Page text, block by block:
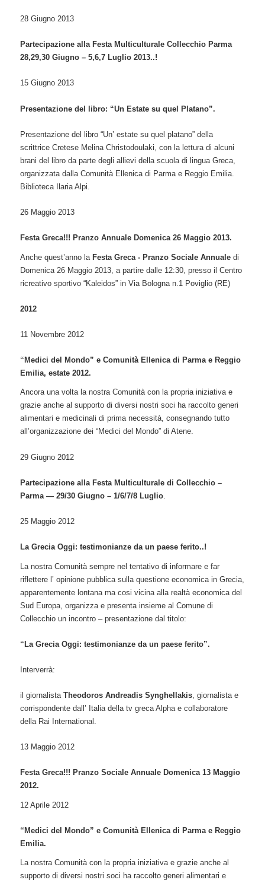
28 Giugno 2013
Partecipazione alla Festa Multiculturale Collecchio Parma
28,29,30 Giugno – 5,6,7 Luglio 2013..!
15 Giugno 2013
Presentazione del libro: “Un Estate su quel Platano”.
Presentazione del libro “Un’ estate su quel platano” della
scrittrice Cretese Melina Christodoulaki, con la lettura di alcuni
brani del libro da parte degli allievi della scuola di lingua Greca,
organizzata dalla Comunità Ellenica di Parma e Reggio Emilia.
Biblioteca Ilaria Alpi.
26 Maggio 2013
Festa Greca!!! Pranzo Annuale Domenica 26 Maggio 2013.
Anche quest’anno laFesta Greca -Pranzo Sociale Annuale di
Domenica 26 Maggio 2013, a partire dalle 12:30, presso il Centro
ricreativo sportivo “Kaleidos” in Via Bologna n.1 Poviglio (RE)
2012
11 Novembre 2012
“Medici del Mondo” e Comunità Ellenica di Parma e Reggio
Emilia, estate 2012.
Ancora una volta la nostra Comunità con la propria iniziativa e
grazie anche al supporto di diversi nostri soci ha raccolto generi
alimentari e medicinali di prima necessità, consegnando tutto
all’organizzazione dei “Medici del Mondo” di Atene.
29 Giugno 2012
Partecipazione alla Festa Multiculturale di Collecchio –
Parma — 29/30 Giugno – 1/6/7/8 Luglio
25 Maggio 2012
La Grecia Oggi: testimonianze da un paese ferito..!
La nostra Comunità sempre nel tentativo di informare e far
riflettere l’ opinione pubblica sulla questione economica in Grecia,
apparentemente lontana ma cosi vicina alla realtà economica del
Sud Europa, organizza e presenta insieme al Comune di
Collecchio un incontro – presentazione dal titolo:
“La Grecia Oggi: testimonianze da un paese ferito”.
Interverrà:
il giornalistaTheodoros Andreadis Synghellakis , giornalista e
corrispondente dall’ Italia della tv greca Alpha e collaboratore
della Rai International.
13 Maggio 2012
Festa Greca!!! Pranzo Sociale Annuale Domenica 13 Maggio
2012.
12 Aprile 2012
“Medici del Mondo” e Comunità Ellenica di Parma e Reggio
Emilia.
La nostra Comunità con la propria iniziativa e grazie anche al
supporto di diversi nostri soci ha raccolto generi alimentari e